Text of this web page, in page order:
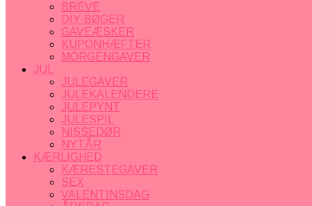
BREVE
DIY-BØGER
GAVEÆSKER
KUPONHÆFTER
MORGENGAVER
JUL
JULEGAVER
JULEKALENDERE
JULEPYNT
JULESPIL
NISSEDØR
NYTÅR
KÆRLIGHED
KÆRESTEGAVER
SEX
VALENTINSDAG